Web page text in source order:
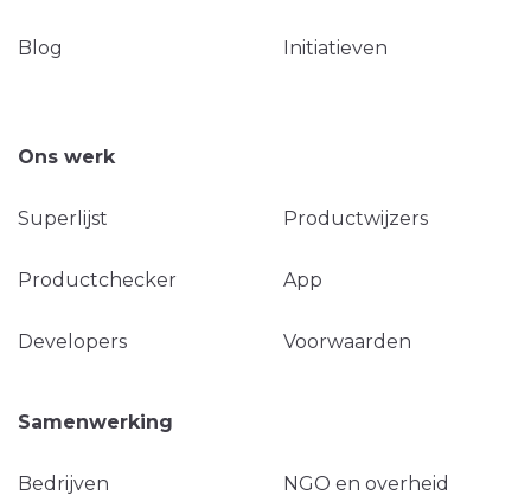
Blog Initiatieven
Ons werk
Superlijst Productwijzers
Productchecker App
Developers Voorwaarden
Samenwerking
Bedrijven NGO en overheid